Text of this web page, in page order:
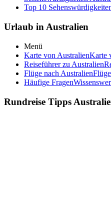
Top 10
Urlaub in Australien
Menü
Karte von AustralienKarte
Reiseführer zu Australien
Flüge nach Australien
Häufige Fragen
Rundreise Tipps